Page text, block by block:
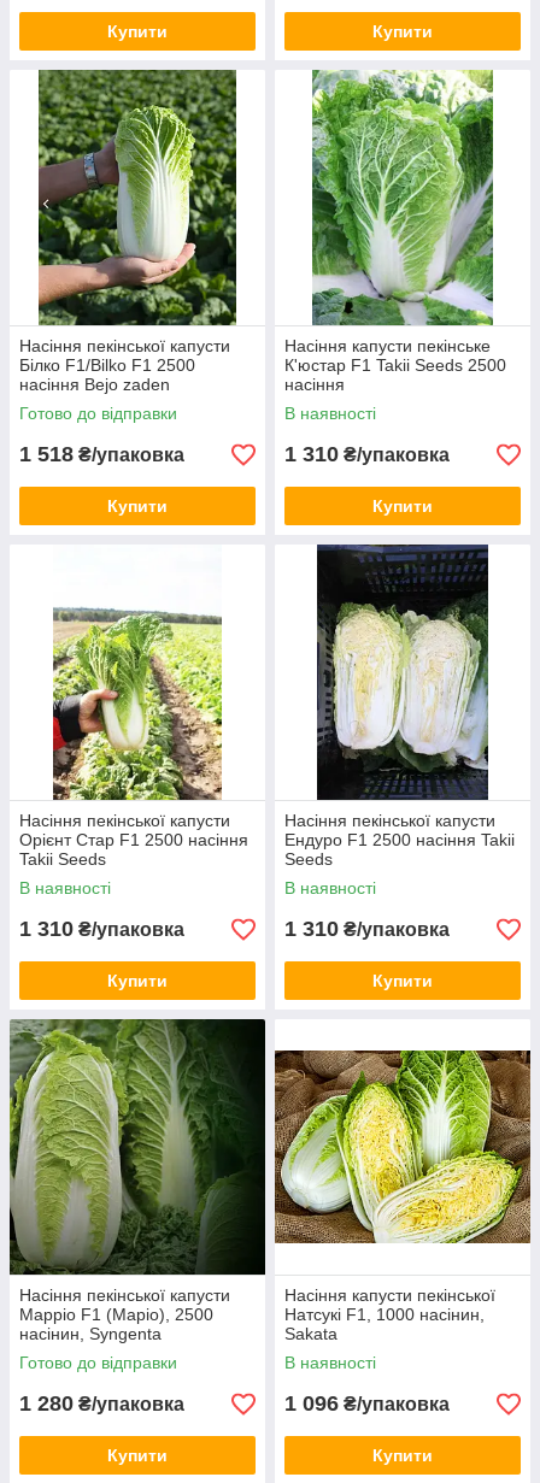
Купити Купити
Насіння пекінської капусти
Білко F1/Bilko F1 2500
насіння Bejo zaden
Готово до відправки
1 518 ₴/упаковка
Купити
Насіння капусти пекінське
К'юстар F1 Takii Seeds 2500
насіння
В наявності
1 310 ₴/упаковка
Купити
Насіння пекінської капусти
Орієнт Стар F1 2500 насіння
Takii Seeds
В наявності
1 310 ₴/упаковка
Купити
Насіння пекінської капусти
Ендуро F1 2500 насіння Takii
Seeds
В наявності
1 310 ₴/упаковка
Купити
Насіння пекінської капусти
Марріо F1 (Маріо), 2500
насінин, Syngenta
Готово до відправки
1 280 ₴/упаковка
Купити
Насіння капусти пекінської
Натсукі F1, 1000 насінин,
Sakata
В наявності
1 096 ₴/упаковка
Купити